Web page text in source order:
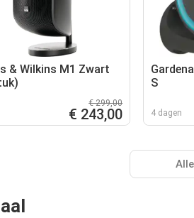
& Wilkins M1 Zwart
€ 299,00
€ 243,00
S
4 dagen